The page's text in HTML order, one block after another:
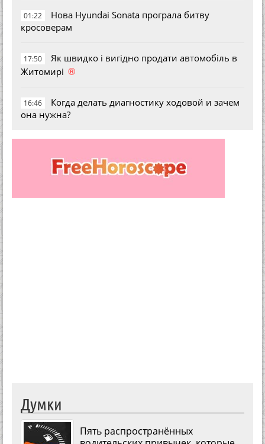
01:22
Нова Hyundai Sonata програла битву
кросоверам
17:50
Як швидко і вигідно продати автомобіль в
Житомирі ®
16:46
Когда делать диагностику ходовой и зачем
она нужна?
Думки
Пять распространённых